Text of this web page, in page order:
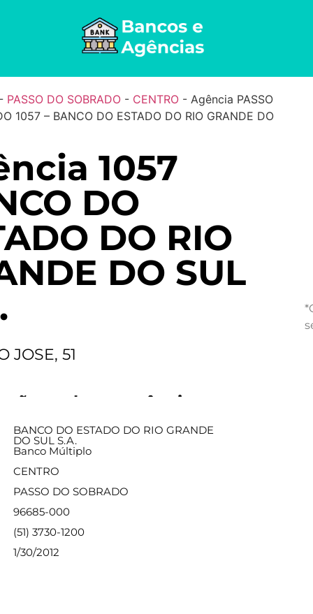
PASSO DO SOBRADO- CENTRO- Agência PASSO
1057 – BANCO DO ESTADO DO RIO GRANDE DO
1057
DO
DO RIO
DO SUL
JOSE, 51
sobre a agência
BANCO DO ESTADO DO RIO GRANDE
DO SUL S.A.
Banco Múltiplo
CENTRO
PASSO DO SOBRADO
96685-000
(51) 3730-1200
1/30/2012